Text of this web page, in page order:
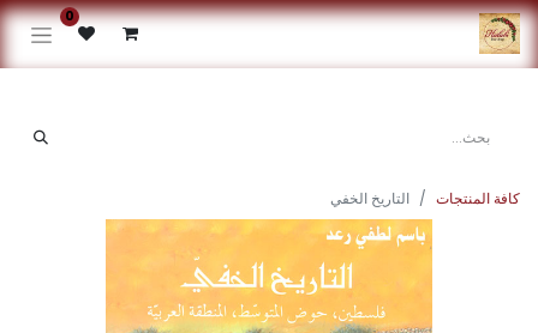
0
كافة المنتجات التاريخ الخفي